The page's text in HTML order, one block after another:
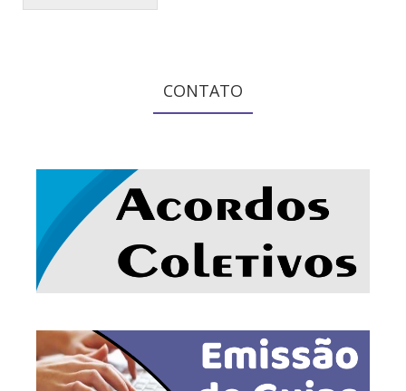
CONTATO